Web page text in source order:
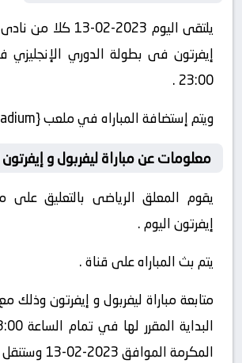
يلتقى اليوم 2023-02-
إيفرتون فى بطولة الدوري الإنجليزي
23:00 .
ويتم إستضافة المباراه في ملعب {Stadium} .
معلومات عن مباراة ليفربول و إيفرتون
يقوم المعلق الرياضى بالتعليق على
إيفرتون اليوم .
يتم بث المباراه على قناة .
متابعة مباراة ليفربول و إيفرتون وذلك
المكرمة